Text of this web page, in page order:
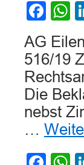
AG
516/19
Die
nebst
…